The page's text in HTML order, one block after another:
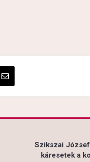
Szikszai
káresetek a